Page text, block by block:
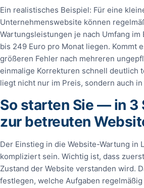
Ein realistisches Beispiel: Für eine
Unternehmenswebsite können
Wartungsleistungen je nach Umfang im
bis 249 Euro pro Monat liegen. Kommt
größeren Fehler nach mehreren
einmalige Korrekturen schnell deutlich
liegt nicht nur im Preis, sondern auch
So starten Sie — in 3
zur betreuten
Der Einstieg in die Website-Wartung in
kompliziert sein. Wichtig ist, dass
Zustand der Website verstanden wird.
festlegen, welche Aufgaben